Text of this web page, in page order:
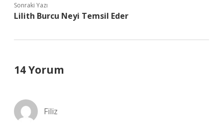
Sonraki Yazı
Lilith Burcu Neyi Temsil Eder
14 Yorum
Filiz